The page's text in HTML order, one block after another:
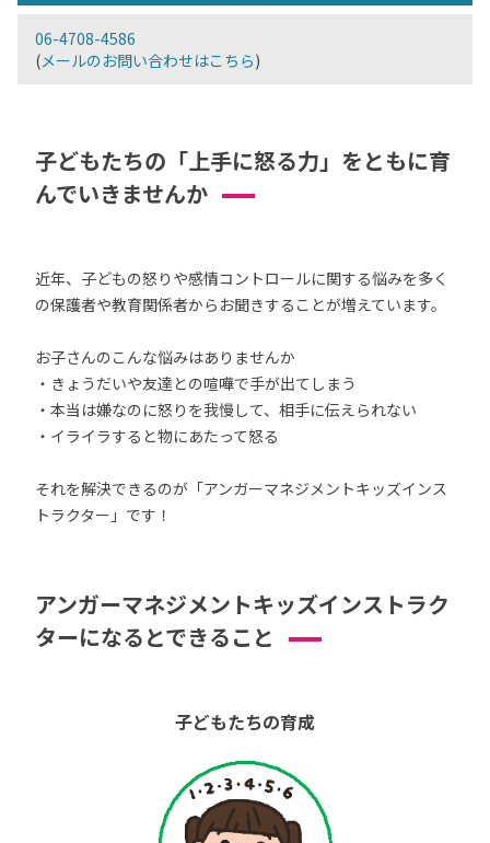
06-4708-4586
(メールのお問い合わせはこちら)
子どもたちの「上手に怒る力」をともに育
んでいきませんか
近年、子どもの怒りや感情コントロールに関する悩みを多く
の保護者や教育関係者からお聞きすることが増えています。
お子さんのこんな悩みはありませんか
・きょうだいや友達との喧嘩で手が出てしまう
・本当は嫌なのに怒りを我慢して、相手に伝えられない
・イライラすると物にあたって怒る
それを解決できるのが「アンガーマネジメントキッズインス
トラクター」です！
アンガーマネジメントキッズインストラク
ターになるとできること
子どもたちの育成